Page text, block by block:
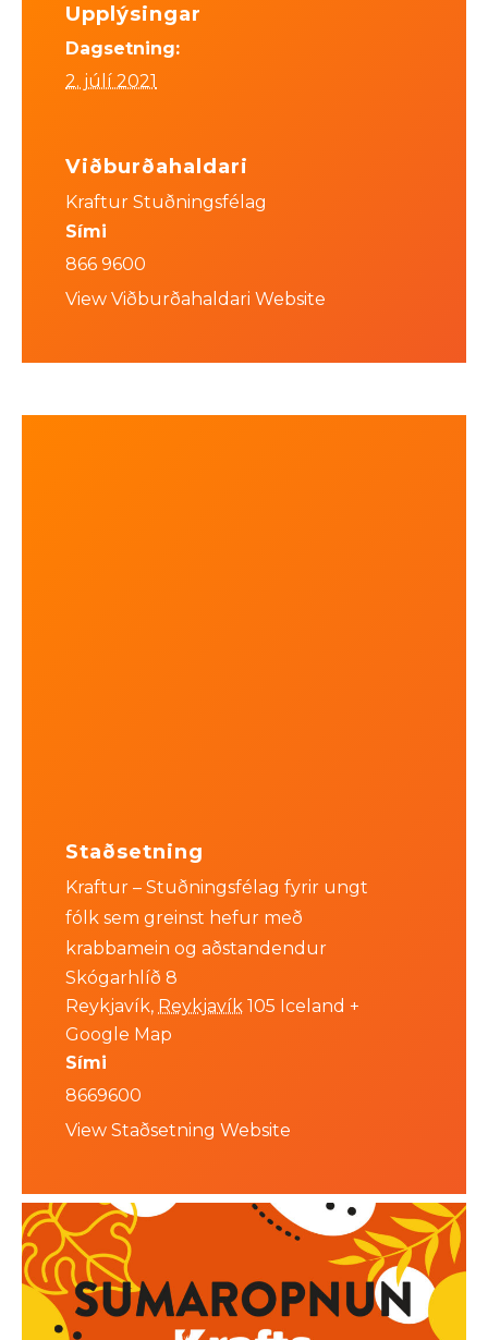
Upplýsingar
Dagsetning:
2. júlí 2021
Viðburðahaldari
Kraftur Stuðningsfélag
Sími
866 9600
View Viðburðahaldari Website
Staðsetning
Kraftur – Stuðningsfélag fyrir ungt
fólk sem greinst hefur með
krabbamein og aðstandendur
Skógarhlíð 8
Reykjavík, Reykjavík 105 Iceland +
Google Map
Sími
8669600
View Staðsetning Website